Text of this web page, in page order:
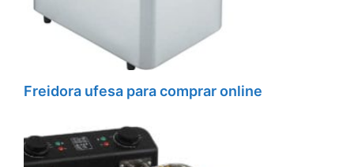
Freidora ufesa para comprar online